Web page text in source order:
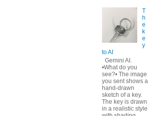
T
h
e
k
e
y
to AI
Gemini AI.
•What do you
see?• The image
you sent shows a
hand-drawn
sketch of a key.
The key is drawn
in a realistic style